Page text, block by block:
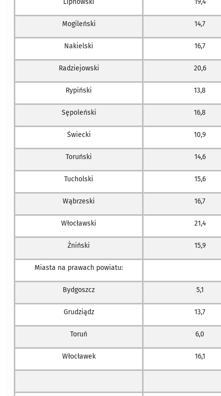
Mogileński 14,7
Nakielski 16,7
Radziejowski 20,6
Rypiński 13,8
Sępoleński 16,8
Świecki 10,9
Toruński 14,6
Tucholski 15,6
Wąbrzeski 16,7
Włocławski 21,4
Żniński 15,9
Miasta na prawach powiatu:
Bydgoszcz 5,1
Grudziądz 13,7
Toruń 6,0
Włocławek 16,1